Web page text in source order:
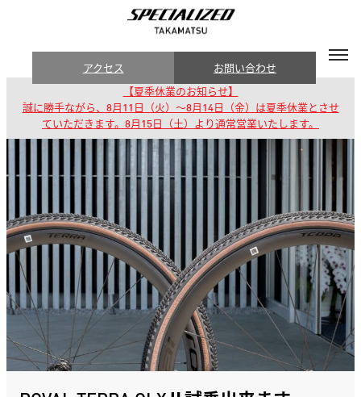
アクセス お問い合わせ
【夏季休業のお知らせ】
誠に勝手ながら、8月11日（火）～8月14日（金）は夏季休業とさせ
ていただきます。8月15日（土）より通常営業いたします。